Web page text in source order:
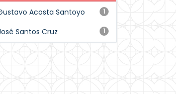
1
Acosta Santoyo
1
Santos Cruz